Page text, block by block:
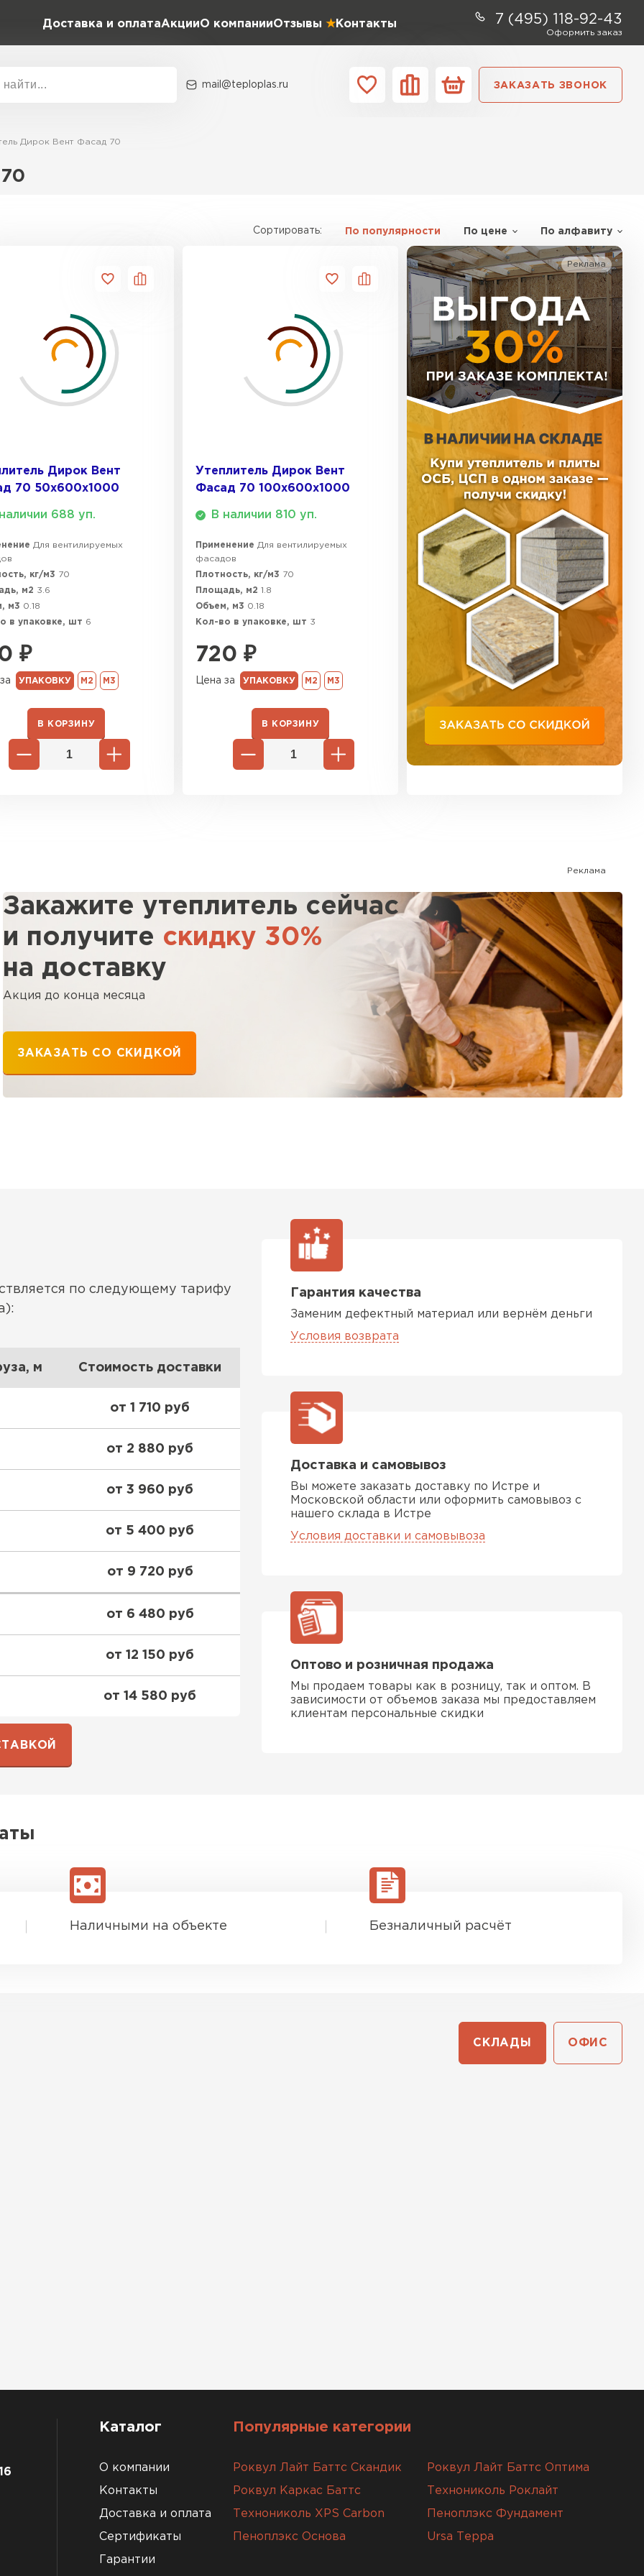
Доставка и оплатаАкцииО компанииОтзывы Контакты 7 (495) 118-92-43
Оформить заказ
mail@teploplas.ru ЗАКАЗАТЬ ЗВОНОК
Дирок Вент Фасад 70
Сортировать: По популярности По цене По алфавиту
Дирок Вент
70 50х600х1000
688 уп.
Для вентилируемых
кг/м3 70
м2 3.6
м3 0.18
в упаковке, шт 6
₽
УПАКОВКУ М2 М3
В КОРЗИНУ
Утеплитель Дирок Вент
Фасад 70 100х600х1000
В наличии 810 уп.
Применение Для вентилируемых
фасадов
Плотность, кг/м3 70
Площадь, м2 1.8
Объем, м3 0.18
Кол-во в упаковке, шт 3
720 ₽
Цена за УПАКОВКУ М2 М3
В КОРЗИНУ
Реклама
Реклама
Закажите утеплитель сейчас
и получите скидку 30%
на доставку
Акция до конца месяца
ЗАКАЗАТЬ СО СКИДКОЙ
по следующему тарифу
м Стоимость доставки
от 1 710 руб
от 2 880 руб
от 3 960 руб
от 5 400 руб
от 9 720 руб
от 6 480 руб
от 12 150 руб
от 14 580 руб
Гарантия качества
Заменим дефектный материал или вернём деньги
Условия возврата
Доставка и самовывоз
Вы можете заказать доставку по Истре и
Московской области или оформить самовывоз с
нашего склада в Истре
Условия доставки и самовывоза
Оптово и розничная продажа
Мы продаем товары как в розницу, так и оптом. В
зависимости от объемов заказа мы предоставляем
клиентам персональные скидки
Наличными на объекте Безналичный расчёт
СКЛАДЫ ОФИС
Каталог
О компании
Контакты
Доставка и оплата
Сертификаты
Гарантии
Популярные категории
Роквул Лайт Баттс Скандик Роквул Лайт Баттс Оптима
Роквул Каркас Баттс Технониколь Роклайт
Технониколь XPS Carbon Пеноплэкс Фундамент
Пеноплэкс Основа Ursa Терра
Контакты
Утеплитель Дирок
ПЕРЕЙТИ
Утеплитель Тизол
ПЕРЕЙТИ
Утеплитель Тимплэкс
ПЕРЕЙТИ
Утеплитель Basfiber
Рулонная кровля Брит
ПЕРЕЙТИ
Утеплитель Ursa
ПЕРЕЙТИ
Гипсокартон
ПЕРЕЙТИ
Сэндвич-панели
ПЕРЕЙТИ
Утеплитель Izolife
ПЕРЕЙТИ
ВСЕ ПРОИЗВОДИТЕЛИ